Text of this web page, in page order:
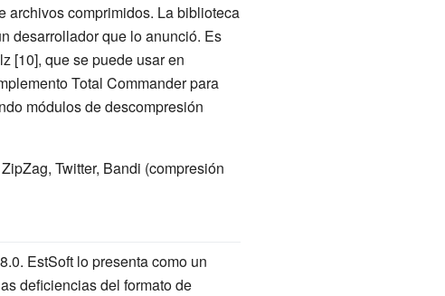
archivos comprimidos. La biblioteca
desarrollador que lo anunció. Es
[10], que se puede usar en
Total Commander para
módulos de descompresión
Twitter, Bandi (compresión
EstSoft lo presenta como un
deficiencias del formato de